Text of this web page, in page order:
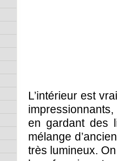
L’intérieur est
en gardant des
mélange
très lumineux.